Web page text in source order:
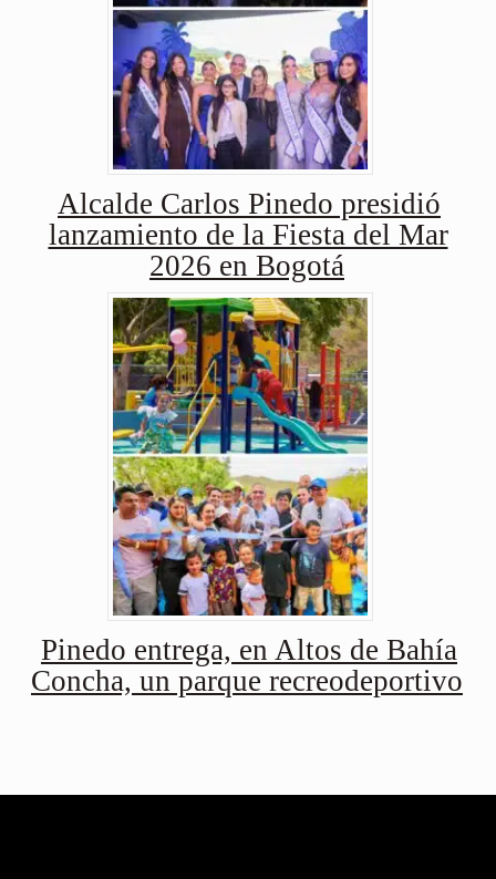
Alcalde Carlos Pinedo presidió
lanzamiento de la Fiesta del Mar
2026 en Bogotá
Pinedo entrega, en Altos de Bahía
Concha, un parque recreodeportivo